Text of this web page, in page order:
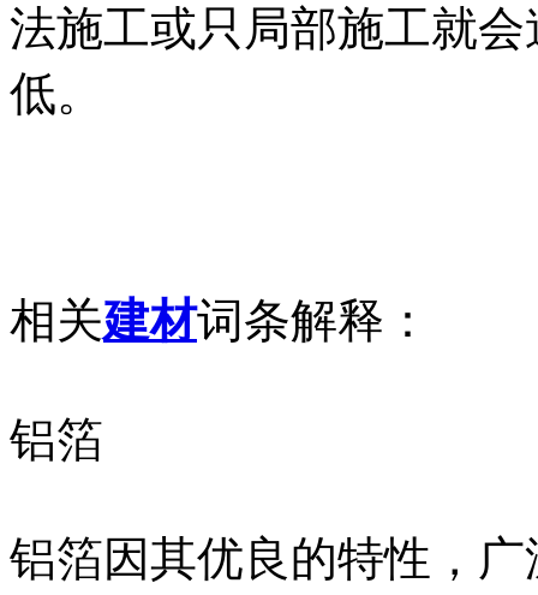
法施工或只局部施工就
低。
相关建材词条解释：
铝箔
铝箔因其优良的特性，